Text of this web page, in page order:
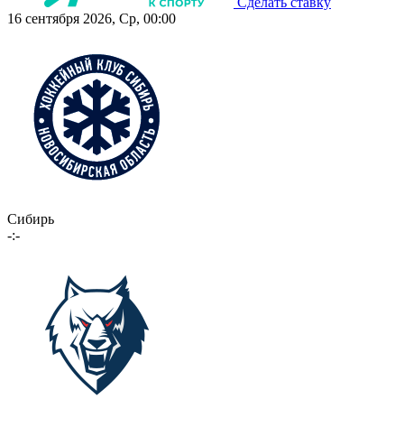
16 сентября 2026, Ср, 00:00
Сибирь
-:-